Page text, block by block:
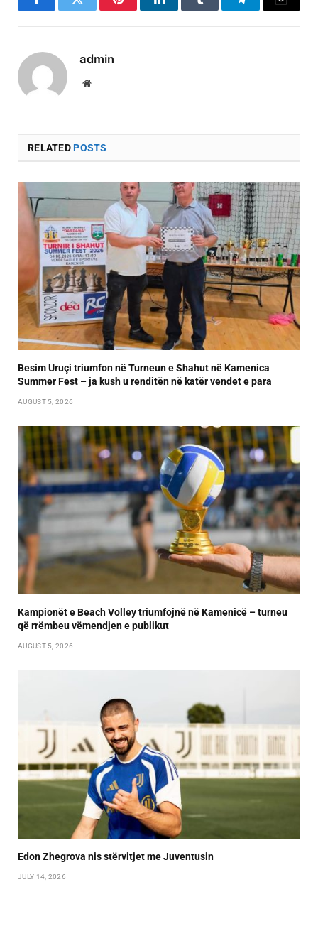
FacebookTwitter PinterestLinkedInTumblr TelegramEmail
admin
Website
RELATEDPOSTS
Besim Uruçi triumfon në Turneun e Shahut në Kamenica
Summer Fest – ja kush u renditën në katër vendet e para
AUGUST 5, 2026
Kampionët e Beach Volley triumfojnë në Kamenicë – turneu
që rrëmbeu vëmendjen e publikut
AUGUST 5, 2026
Edon Zhegrova nis stërvitjet me Juventusin
JULY 14, 2026